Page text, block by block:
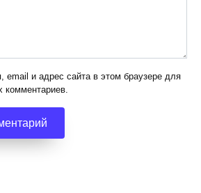
email и адрес сайта в этом браузере для